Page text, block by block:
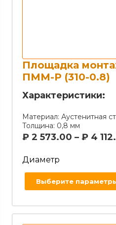
Площадка
ПММ-Р (310-0.8)
Характеристики:
Материал: Аустенитная
Толщина: 0,8 мм
₽ 2 573.00 – ₽ 4
Диаметр
Выберите